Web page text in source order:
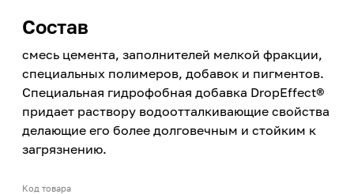
Состав
смесь цемента, заполнителей мелкой фракции,
специальных полимеров, добавок и пигментов.
Специальная гидрофобная добавка DropEffect®
придает раствору водоотталкивающие свойства
делающие его более долговечным и стойким к
загрязнению.
Код товара